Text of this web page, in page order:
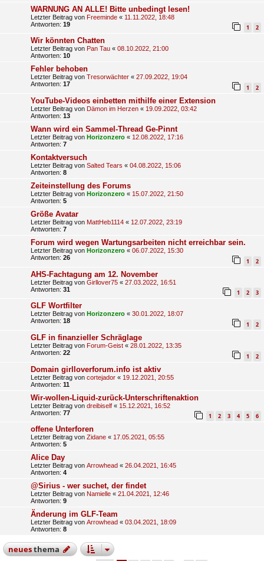
WARNUNG AN ALLE! Bitte unbedingt lesen!
Letzter Beitrag von Freeminde « 11.11.2022, 18:48
Antworten: 19 1 2
Wir könnten Chatten
Letzter Beitrag von Pan Tau « 08.10.2022, 21:00
Antworten: 10
Fehler behoben
Letzter Beitrag von Tresorwächter « 27.09.2022, 19:04
Antworten: 17 1 2
YouTube-Videos einbetten mithilfe einer Extension
Letzter Beitrag von Dämon im Herzen « 19.09.2022, 03:42
Antworten: 13
Wann wird ein Sammel-Thread Ge-Pinnt
Letzter Beitrag von Horizonzero « 12.08.2022, 17:16
Antworten: 7
Kontaktversuch
Letzter Beitrag von Salted Tears « 04.08.2022, 15:06
Antworten: 8
Zeiteinstellung des Forums
Letzter Beitrag von Horizonzero « 15.07.2022, 21:50
Antworten: 5
Größe Avatar
Letzter Beitrag von MattHeb1114 « 12.07.2022, 23:19
Antworten: 7
Forum wird wegen Wartungsarbeiten nicht erreichbar sein.
Letzter Beitrag von Horizonzero « 06.07.2022, 15:30
Antworten: 26 1 2
AHS-Fachtagung am 12. November
Letzter Beitrag von Girllover75 « 27.03.2022, 16:51
Antworten: 31 1 2 3
GLF Wortfilter
Letzter Beitrag von Horizonzero « 30.01.2022, 18:07
Antworten: 18 1 2
GLF in finanzieller Schräglage
Letzter Beitrag von Forum-Geist « 28.01.2022, 13:35
Antworten: 22 1 2
Domain girlloverforum.info ist aktiv
Letzter Beitrag von cortejador « 19.12.2021, 20:55
Antworten: 11
Wir-wollen-Liquid-zurück-Unterschriftenaktion
Letzter Beitrag von dreibiself « 15.12.2021, 16:52
Antworten: 77 1 2 3 4 5 6
offene Unterforen
Letzter Beitrag von Zidane « 17.05.2021, 05:55
Antworten: 5
Alice Day
Letzter Beitrag von Arrowhead « 26.04.2021, 16:45
Antworten: 4
@Sirius - wer suchet, der findet
Letzter Beitrag von Namielle « 21.04.2021, 12:46
Antworten: 9
Änderung im GLF-Team
Letzter Beitrag von Arrowhead « 03.04.2021, 18:09
Antworten: 8
neuesthema